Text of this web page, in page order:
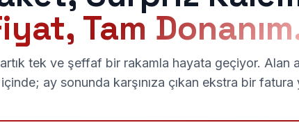
Tam
tek ve şeffaf bir rakamla hayata geçiyor. Alan
ay sonunda karşınıza çıkan ekstra bir fatura